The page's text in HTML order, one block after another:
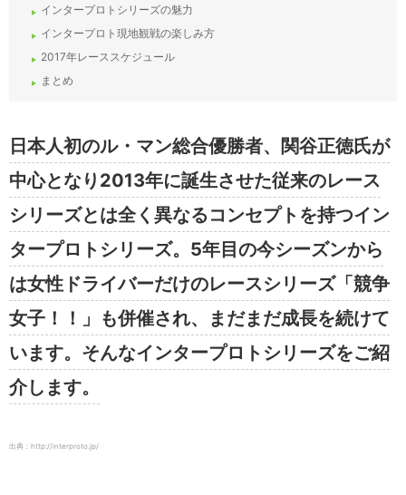
インタープロトシリーズの魅力
インタープロト現地観戦の楽しみ方
2017年レーススケジュール
まとめ
日本人初のル・マン総合優勝者、関谷正徳氏が
中心となり2013年に誕生させた従来のレース
シリーズとは全く異なるコンセプトを持つイン
タープロトシリーズ。5年目の今シーズンから
は女性ドライバーだけのレースシリーズ「競争
女子！！」も併催され、まだまだ成長を続けて
います。そんなインタープロトシリーズをご紹
介します。
出典：http://interproto.jp/